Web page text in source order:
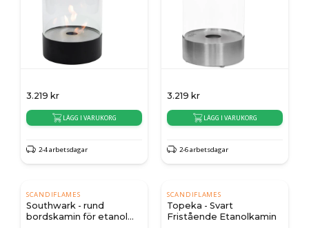
3.219 kr
LÄGG I VARUKORG
2-4 arbetsdagar
3.219 kr
LÄGG I VARUKORG
2-6 arbetsdagar
SCANDIFLAMES
Southwark - rund
bordskamin för etanol
SCANDIFLAMES
Topeka - Svart
Fristående Etanolkamin